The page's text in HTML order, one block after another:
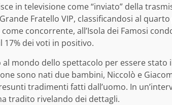
in televisione come “inviato” della
Fratello VIP, classificandosi al
concorrente, all’Isola dei Famosi
17% dei voti in positivo.
mondo dello spettacolo per essere
sono nati due bambini, Niccolò e
tradimenti fatti dall’uomo. In
tradito rivelando dei dettagli.